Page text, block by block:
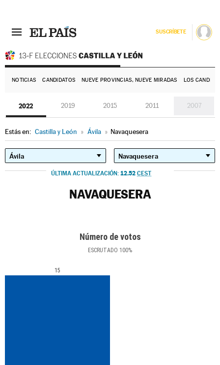
SUSCRÍBETE
NOTICIAS CANDIDATOS NUEVE PROVINCIAS, NUEVE MIRADAS LOS
2022 2019 2015 2011 2007
Estás en: Castilla y León » Ávila » Navaquesera
ÚLTIMA ACTUALIZACIÓN: 12.52 CEST
NAVAQUESERA
Número de votos
ESCRUTADO 100%
15